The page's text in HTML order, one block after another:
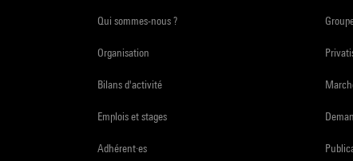
Qui sommes-nous ?
Organisation
Bilans d'activité
Emplois et stages
Adhérent·es